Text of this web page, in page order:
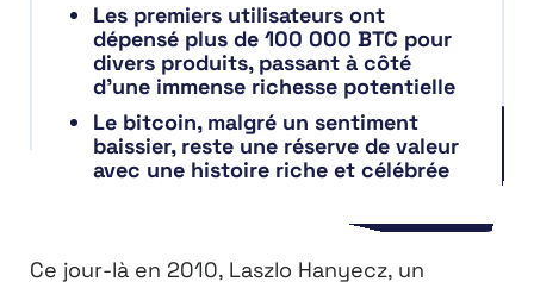
Les premiers utilisateurs ont
dépensé plus de 100 000 BTC pour
divers produits, passant à côté
d’une immense richesse potentielle
Le bitcoin, malgré un sentiment
baissier, reste une réserve de valeur
avec une histoire riche et célébrée
Ce jour-là en 2010, Laszlo Hanyecz, un